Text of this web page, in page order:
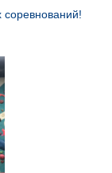
соревнований!